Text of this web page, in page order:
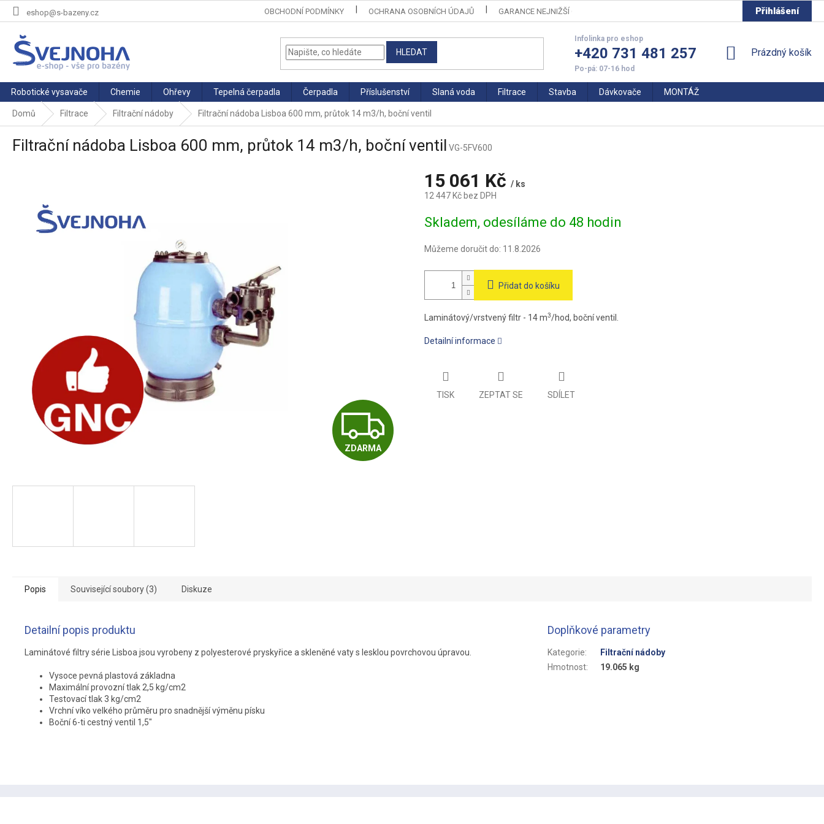
Přejít
eshop@s-bazeny.cz OBCHODNÍ PODMÍNKY OCHRANA OSOBNÍCH ÚDAJŮ GARANCE NEJNIŽŠÍ CENY Přihlášení
HLEDAT +420 731 481 257
NÁKUPNÍ
Prázdný košík
Robotické vysavače Chemie Ohřevy Tepelná čerpadla Čerpadla Příslušenství Slaná voda Filtrace Stavba Dávkovače MONTÁŽ
Domů Filtrace Filtrační nádoby Filtrační nádoba Lisboa 600 mm, průtok 14 m3/h, boční ventil
Filtrační nádoba Lisboa 600 mm, průtok 14 m3/h, boční ventil VG-5FV600
Z
D
A
ZDARMA
15 061 Kč / ks
12 447 Kč bez DPH
cena:
Skladem, odesíláme do 48 hodin
Můžeme doručit do: 11.8.2026
Přidat do košíku
Laminátový/vrstvený filtr - 14 m3/hod, boční ventil.
Detailní informace
TISK ZEPTAT SE SDÍLET
Popis Související soubory (3) Diskuze
Detailní popis produktu
Laminátové filtry série Lisboa jsou vyrobeny z polyesterové pryskyřice a skleněné vaty s lesklou povrchovou úpravou.
Vysoce pevná plastová základna
Maximální provozní tlak 2,5 kg/cm2
Testovací tlak 3 kg/cm2
Vrchní víko velkého průměru pro snadnější výměnu písku
Boční 6-ti cestný ventil 1,5"
Doplňkové parametry
Kategorie:
Filtrační nádoby
Hmotnost: 19.065 kg